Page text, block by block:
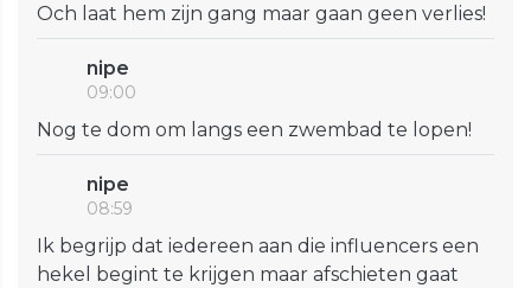
Och laat hem zijn gang maar gaan geen verlies!
nipe
09:00
Nog te dom om langs een zwembad te lopen!
nipe
08:59
Ik begrijp dat iedereen aan die influencers een
hekel begint te krijgen maar afschieten gaat